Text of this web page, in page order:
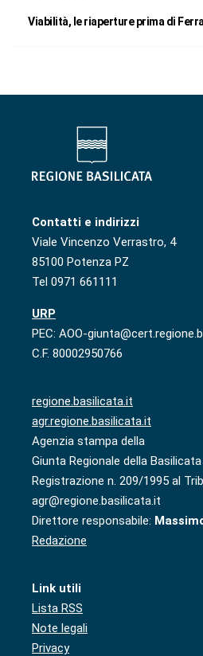
Viabilità, le riaperture prima di
Contatti e indirizzi
Viale Vincenzo Verrastro, 4
85100 Potenza PZ
Tel 0971 661111
URP
PEC: AOO-
C.F. 80002950766
regione.basilicata.it
agr.regione.basilicata.it
Agenzia stampa della
Giunta Regionale della Basilicata
Registrazione n. 209/1995 al
agr@regione.basilicata.it
Direttore responsabile:
Redazione
Link utili
Lista RSS
Note legali
Privacy